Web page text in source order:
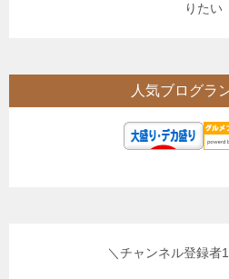
りたい
人気ブログラ
＼チャンネル登録者